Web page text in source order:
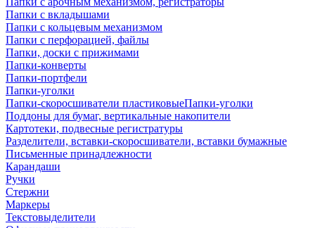
Папки с вкладышами
Папки с кольцевым механизмом
Папки с перфорацией, файлы
Папки, доски с прижимами
Папки-конверты
Папки-портфели
Папки-уголки
Папки-скоросшиватели пластиковыеПапки-уголки
Поддоны для бумаг, вертикальные накопители
Картотеки, подвесные регистратуры
Разделители, вставки-скоросшиватели, вставки бумажные
Письменные принадлежности
Карандаши
Ручки
Стержни
Маркеры
Текстовыделители